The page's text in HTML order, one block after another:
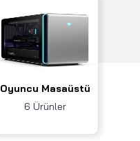
Oyuncu Masaüstü
6 Ürünler